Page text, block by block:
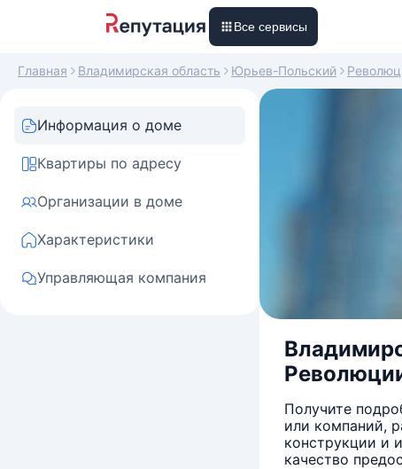
Все сервисы
Главная Владимирская область Юрьев-Польский
Информация о доме
Квартиры по адресу
Организации в доме
Характеристики
Управляющая компания
Получите
или компаний,
конструкции и
качество